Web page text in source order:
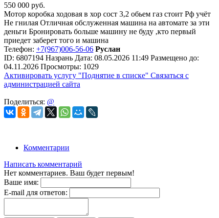
550 000 руб.
Мотор коробка ходовая в хор сост 3,2 обьем газ стоит Рф учёт
Не гнилая Отличная обслуженная машина на автомате за эти
деньги Бронировать больше машину не буду ,кто первый
приедет заберет того и машина
Телефон: +7(967)006-56-06 Руслан
ID: 6807194 Назрань Дата: 08.05.2026 11:49 Размещено до:
04.11.2026 Просмотры: 1029
Активировать услугу "Поднятие в списке" Связаться с
администрацией сайта
Поделиться: @
Комментарии
Написать комментарий
Нет комментариев. Ваш будет первым!
Ваше имя:
E-mail для ответов: